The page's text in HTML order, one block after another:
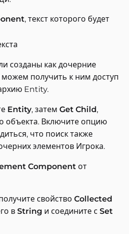
, текст которого будет
созданы как дочерние
получить к ним доступ
Entity.
Entity, затем Get Child,
объекта. Включите опцию
что поиск также
элементов Игрока.
Component от
свойство Collected
в String и соедините с Set